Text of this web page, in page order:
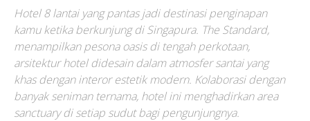
Hotel 8 lantai yang pantas jadi destinasi penginapan
kamu ketika berkunjung di Singapura. The Standard,
menampilkan pesona oasis di tengah perkotaan,
arsitektur hotel didesain dalam atmosfer santai yang
khas dengan interor estetik modern. Kolaborasi dengan
banyak seniman ternama, hotel ini menghadirkan area
sanctuary di setiap sudut bagi pengunjungnya.